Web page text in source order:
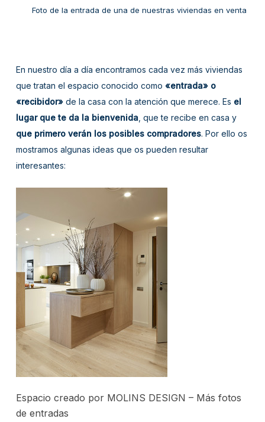
Foto de la entrada de una de nuestras viviendas en venta
En nuestro día a día encontramos cada vez más viviendas
que tratan el espacio conocido como «entrada» o
«recibidor»de la casa con la atención que merece. Es el
lugar que te da la bienvenida, que te recibe en casa y
que primero verán los posibles compradores. Por ello os
mostramos algunas ideas que os pueden resultar
interesantes:
Espacio creado por MOLINS DESIGN – Más fotos
de entradas